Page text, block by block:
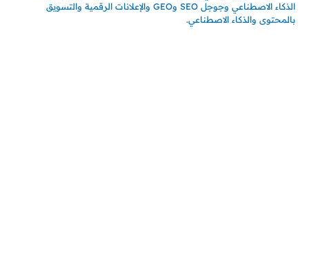
الذكاء الاصطناعي وجوجل SEO وGEO والإعلانات الرقمية والتسويق
بالمحتوى والذكاء الاصطناعي.